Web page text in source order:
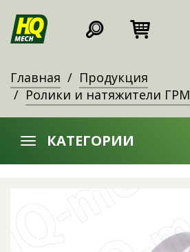
Главная
Продукция
Ролики и натяжители ГРМ
КАТЕГОРИИ